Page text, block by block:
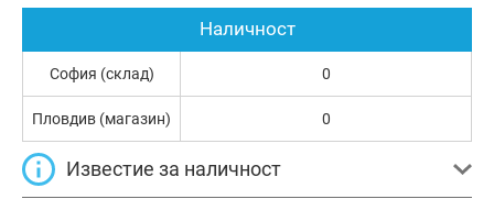
Наличност
София (склад) 0
Пловдив (магазин) 0
Известие за наличност